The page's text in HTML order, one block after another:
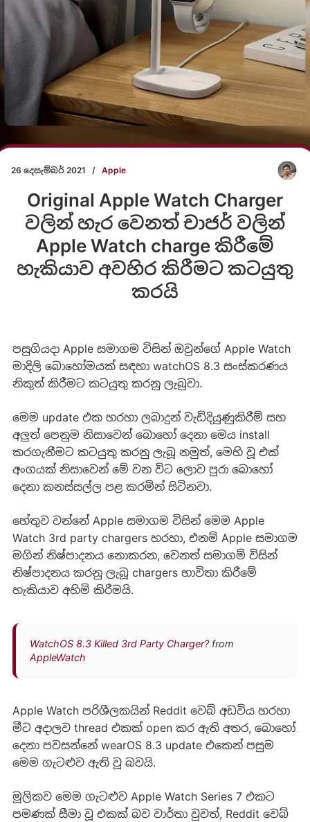
26 දෙසැම්බර් 2021 / Apple
Original Apple Watch Charger
වලින් හැර වෙනත් චාජර් වලින්
Apple Watch charge කිරීමේ
හැකියාව අවහිර කිරීමට කටයුතු
කරයි
පසුගියදා Apple සමාගම විසින් ඔවුන්ගේ Apple Watch
මාදිලි බොහෝමයක් සඳහා watchOS 8.3 සංස්කරණය
නිකුත් කිරීමට කටයුතු කරනු ලැබුවා.
මෙම update එක හරහා ලබාදුන් වැඩිදියුණුකිරීම් සහ
අලුත් පෙනුම නිසාවෙන් බොහෝ දෙනා මෙය install
කරගැනීමට කටයුතු කරනු ලැබූ නමුත්, මෙහි වූ එක්
අංගයක් නිසාවෙන් මේ වන විට ලොව පුරා බොහෝ
දෙනා කනස්සල්ල පළ කරමින් සිටිනවා.
හේතුව වන්නේ Apple සමාගම විසින් මෙම Apple
Watch 3rd party chargers හරහා, එනම් Apple සමාගම
මගින් නිෂ්පාදනය නොකරන, වෙනත් සමාගම් විසින්
නිෂ්පාදනය කරනු ලැබූ chargers භාවිතා කිරීමේ
හැකියාව අහිමි කිරීමයි.
WatchOS 8.3 Killed 3rd Party Charger?from
AppleWatch
Apple Watch පරිශීලකයින් Reddit වෙබ් අඩවිය හරහා
මීට අදාලව thread එකක් open කර ඇති අතර, බොහෝ
දෙනා පවසන්නේ wearOS 8.3 update එකෙන් පසුම
මෙම ගැටළුව ඇති වූ බවයි.
මූලිකව මෙම ගැටළුව Apple Watch Series 7 එකට
පමණක් සීමා වූ එකක් බව වාර්තා වුවත්, Reddit වෙබ්